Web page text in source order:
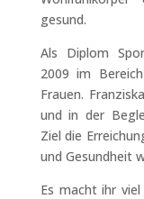
gesund.
Als Diplom
2009 im
Frauen.
und in der
Ziel die
und Gesundheit
Es macht ihr